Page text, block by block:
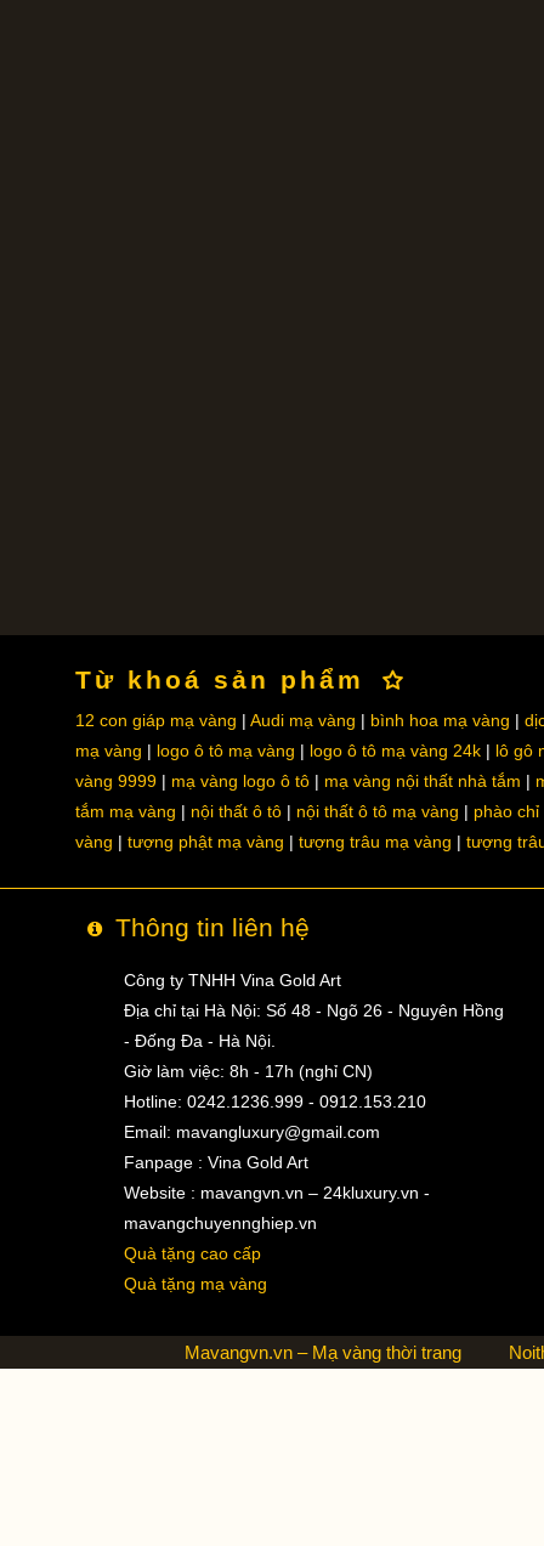
Từ khoá sản phẩm
12 con giáp mạ vàng Audi mạ vàng bình hoa mạ vàng
mạ vàng
logo ô tô mạ vàng logo ô tô mạ vàng 24k
lô gô
vàng 9999
mạ vàng logo ô tô mạ vàng nội thất nhà tắm
tắm mạ vàng
nội thất ô tô nội thất ô tô mạ vàng
phào chỉ
vàng
tượng phật mạ vàng tượng trâu mạ vàng tượng
Thông tin liên hệ
Công ty TNHH Vina Gold Art
Địa chỉ tại Hà Nội: Số 48 - Ngõ 26 - Nguyên Hồng
- Đống Đa - Hà Nội.
Giờ làm việc: 8h - 17h (nghỉ CN)
Hotline: 0242.1236.999 - 0912.153.210
Email: mavangluxury@gmail.com
Fanpage : Vina Gold Art
Website : mavangvn.vn – 24kluxury.vn -
mavangchuyennghiep.vn
Quà tặng cao cấp
Quà tặng mạ vàng
Mavangvn.vn – Mạ vàng thời trang